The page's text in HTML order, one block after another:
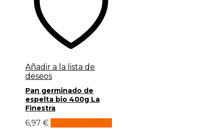
Añadir a la lista de
deseos
Pan germinado de
espelta bio 400g La
Finestra
6,97 €